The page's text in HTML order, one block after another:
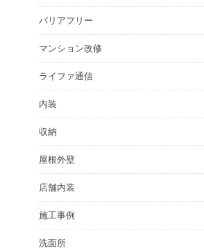
バリアフリー
マンション改修
ライファ通信
内装
収納
屋根外壁
店舗内装
施工事例
洗面所